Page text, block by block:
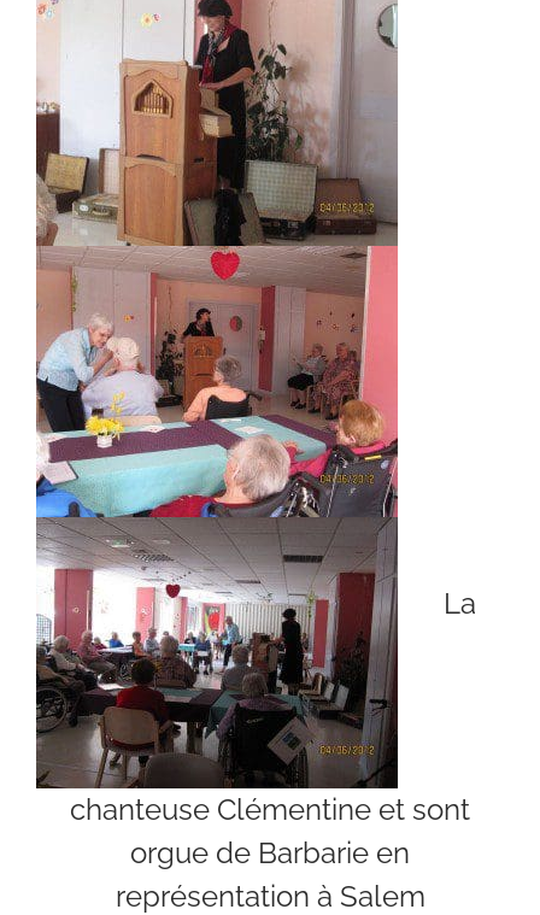
La
chanteuse Clémentine et sont
orgue de Barbarie en
représentation à Salem